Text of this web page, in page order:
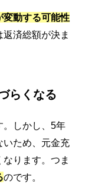
変動する可能性
済総額が決ま
らくなる
。しかし、5年
いため、元金充
ります。つま
のです。